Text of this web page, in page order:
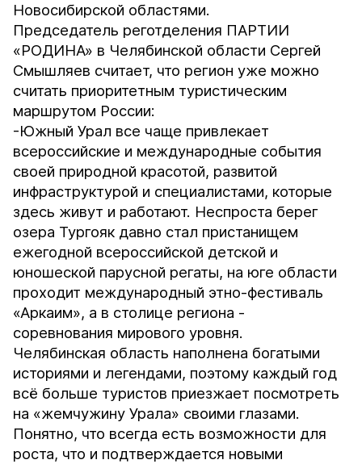
Новосибирской областями.
Председатель реготделения ПАРТИИ
«РОДИНА» в Челябинской области Сергей
Смышляев считает, что регион уже можно
считать приоритетным туристическим
маршрутом России:
-Южный Урал все чаще привлекает
всероссийские и международные события
своей природной красотой, развитой
инфраструктурой и специалистами, которые
здесь живут и работают. Неспроста берег
озера Тургояк давно стал пристанищем
ежегодной всероссийской детской и
юношеской парусной регаты, на юге области
проходит международный этно-фестиваль
«Аркаим», а в столице региона -
соревнования мирового уровня.
Челябинская область наполнена богатыми
историями и легендами, поэтому каждый год
всё больше туристов приезжает посмотреть
на «жемчужину Урала» своими глазами.
Понятно, что всегда есть возможности для
роста, что и подтверждается новыми